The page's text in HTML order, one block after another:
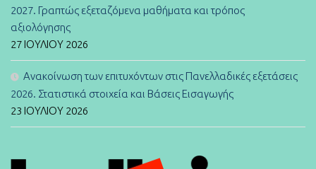
2027. Γραπτώς εξεταζόμενα μαθήματα και τρόπος
αξιολόγησης
27 ΙΟΥΛΊΟΥ 2026
Ανακοίνωση των επιτυχόντων στις Πανελλαδικές εξετάσεις
2026. Στατιστικά στοιχεία και Βάσεις Εισαγωγής
23 ΙΟΥΛΊΟΥ 2026